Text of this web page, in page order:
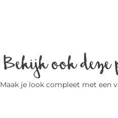
Bekijk ook
Maak je look compleet met een